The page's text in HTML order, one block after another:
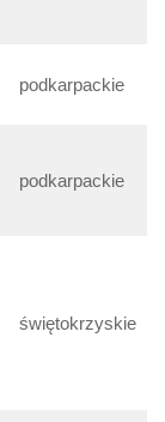
podkarpackie
podkarpackie
świętokrzyskie